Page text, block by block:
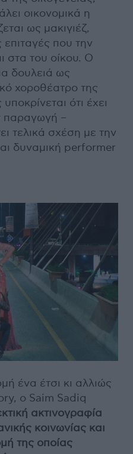
οικονομικά η
ως μακιγιέζ,
επιταγές που την
στα του οίκου. Ο
δουλειά ως
χοροθέατρο της
ότι έχει
παραγωγή –
τελικά σχέση με την
δυναμική performer
ένα έτσι κι αλλιώς
ο Saim Sadiq
ακτινογραφία
κοινωνίας και
της οποίας